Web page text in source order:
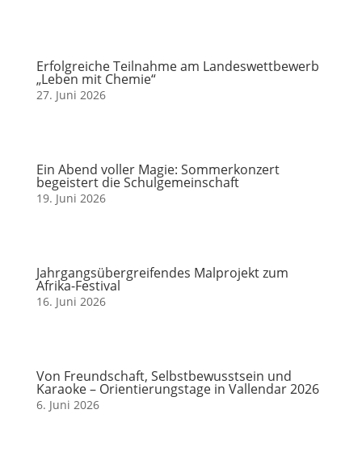
Erfolgreiche Teilnahme am Landeswettbewerb
„Leben mit Chemie“
27. Juni 2026
Ein Abend voller Magie: Sommerkonzert
begeistert die Schulgemeinschaft
19. Juni 2026
Jahrgangsübergreifendes Malprojekt zum
Afrika-Festival
16. Juni 2026
Von Freundschaft, Selbstbewusstsein und
Karaoke – Orientierungstage in Vallendar 2026
6. Juni 2026